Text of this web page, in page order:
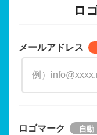
ロ
メールアドレス
ロゴマーク